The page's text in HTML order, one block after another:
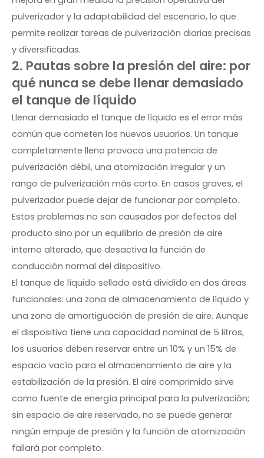
pulverizador y la adaptabilidad del escenario, lo que
permite realizar tareas de pulverización diarias precisas
y diversificadas.
2. Pautas sobre la presión del aire: por
qué nunca se debe llenar demasiado
el tanque de líquido
Llenar demasiado el tanque de líquido es el error más
común que cometen los nuevos usuarios. Un tanque
completamente lleno provoca una potencia de
pulverización débil, una atomización irregular y un
rango de pulverización más corto. En casos graves, el
pulverizador puede dejar de funcionar por completo.
Estos problemas no son causados ​​por defectos del
producto sino por un equilibrio de presión de aire
interno alterado, que desactiva la función de
conducción normal del dispositivo.
El tanque de líquido sellado está dividido en dos áreas
funcionales: una zona de almacenamiento de líquido y
una zona de amortiguación de presión de aire. Aunque
el dispositivo tiene una capacidad nominal de 5 litros,
los usuarios deben reservar entre un 10% y un 15% de
espacio vacío para el almacenamiento de aire y la
estabilización de la presión. El aire comprimido sirve
como fuente de energía principal para la pulverización;
sin espacio de aire reservado, no se puede generar
ningún empuje de presión y la función de atomización
fallará por completo.